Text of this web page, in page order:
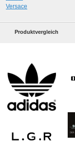
Versace
Produktvergleich